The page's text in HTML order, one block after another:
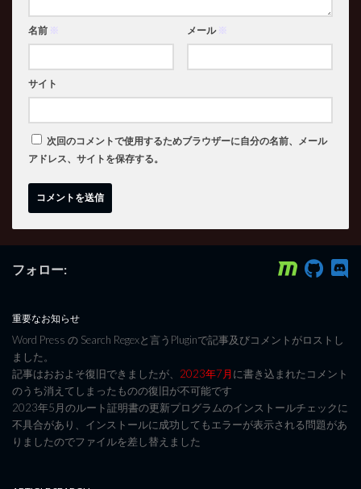
名前 ※ メール ※
サイト
次回のコメントで使用するためブラウザーに自分の名前、メール
アドレス、サイトを保存する。
フォロー:
重要なお知らせ
Word Press の Search Regexと言うPluginで記事及びコメントがロストし
ました。
記事はおおよそ復旧できましたが、 2023年7月に書き込まれたコメント
のうち消えてしまったものの復旧が不可能です
2023年5月のルート証明書の更新プログラムのインストールチェックに
不具合があり、インストールに成功してもエラーが表示される問題があ
りましたのでファイルを差し替えました